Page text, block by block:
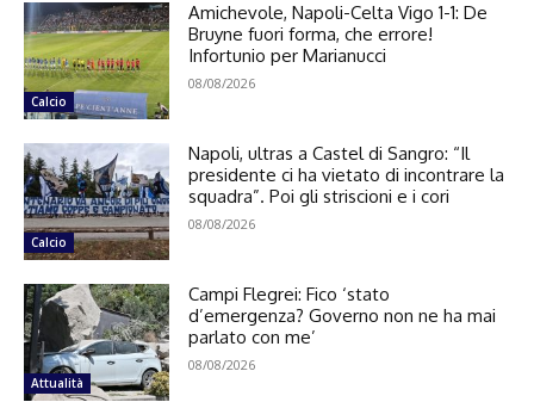
Calcio
Amichevole, Napoli-Celta Vigo 1-1: De
Bruyne fuori forma, che errore!
Infortunio per Marianucci
08/08/2026
Calcio
Napoli, ultras a Castel di Sangro: “Il
presidente ci ha vietato di incontrare la
squadra”. Poi gli striscioni e i cori
08/08/2026
Attualità
Campi Flegrei: Fico ‘stato
d’emergenza? Governo non ne ha mai
parlato con me’
08/08/2026